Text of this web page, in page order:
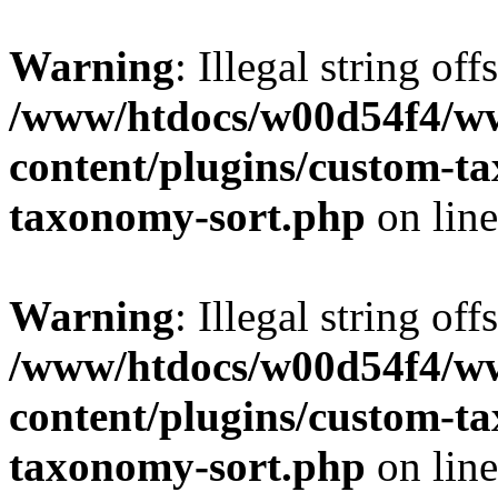
Warning: Illegal string
/www/htdocs/w00d54f4/
content/plugins/custom-
taxonomy-sort.php on
Warning: Illegal string
/www/htdocs/w00d54f4/
content/plugins/custom-
taxonomy-sort.php on